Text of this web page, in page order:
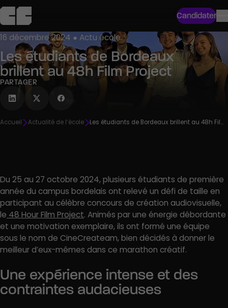
Candidater
16 décembre 2024 ● Actu école
Les étudiants de Bordeaux
brillent au 48h Film Project
PARTAGER
Accueil Actualité de l’école Les étudiants de Bordeaux brillent au 48h Film Project
Du 25 au 27 octobre 2024, plusieurs étudiants de première
année du campus bordelais ont relevé un défi de taille en
participant au célèbre concours de création audiovisuelle,
le 48 Hour Film Project. Animés par une énergie débordante
et une motivation exemplaire, ils ont formé une équipe
sous le nom de CineCreateam, bien décidés à donner le
meilleur d’eux-mêmes dans ce marathon créatif.
Une expérience intense et des
contraintes audacieuses